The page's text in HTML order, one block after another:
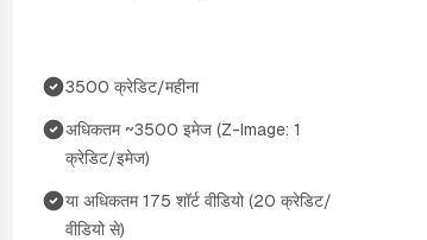
3500 क्रेडिट/महीना
अधिकतम ~3500 इमेज (Z-Image: 1
क्रेडिट/इमेज)
या अधिकतम 175 शॉर्ट वीडियो (20 क्रेडिट/
वीडियो से)